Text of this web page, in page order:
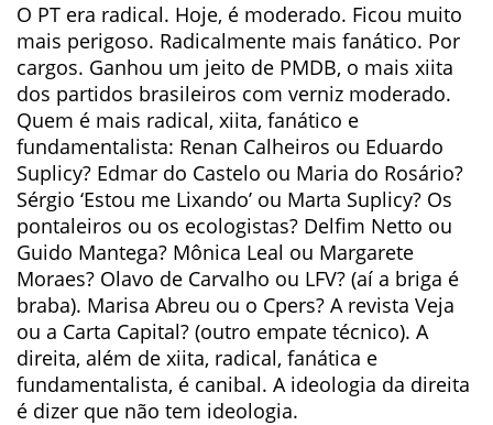
O PT era radical. Hoje, é moderado. Ficou muito
mais perigoso. Radicalmente mais fanático. Por
cargos. Ganhou um jeito de PMDB, o mais xiita
dos partidos brasileiros com verniz moderado.
Quem é mais radical, xiita, fanático e
fundamentalista: Renan Calheiros ou Eduardo
Suplicy? Edmar do Castelo ou Maria do Rosário?
Sérgio ‘Estou me Lixando’ ou Marta Suplicy? Os
pontaleiros ou os ecologistas? Delfim Netto ou
Guido Mantega? Mônica Leal ou Margarete
Moraes? Olavo de Carvalho ou LFV? (aí a briga é
braba). Marisa Abreu ou o Cpers? A revista Veja
ou a Carta Capital? (outro empate técnico). A
direita, além de xiita, radical, fanática e
fundamentalista, é canibal. A ideologia da direita
é dizer que não tem ideologia.